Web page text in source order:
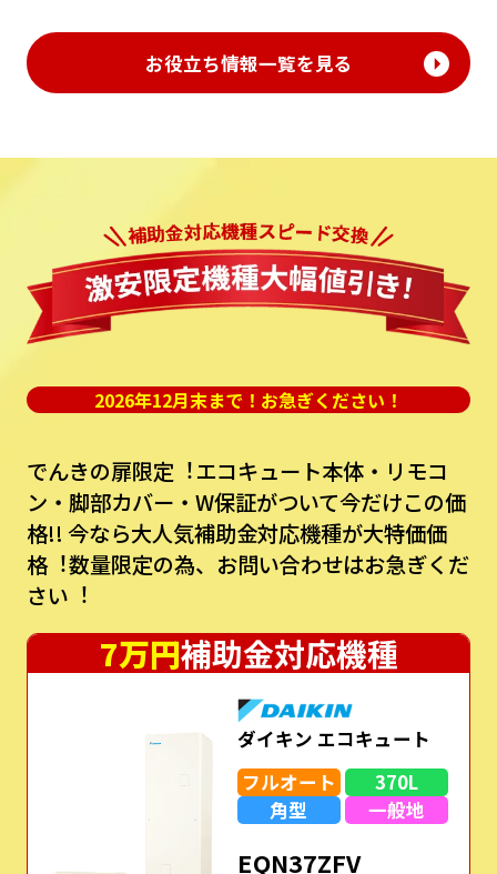
お役立ち情報一覧を見る
2026年12月末まで！お急ぎください！
でんきの扉限定︕エコキュート本体・リモコ
ン・脚部カバー・W保証がついて今だけこの価
格!! 今なら⼤⼈気補助⾦対応機種が⼤特価価
格︕数量限定の為、お問い合わせはお急ぎくだ
さい︕
7万円補助金対応機種
ダイキン エコキュート
フルオート
370L
角型
一般地
EQN37ZFV